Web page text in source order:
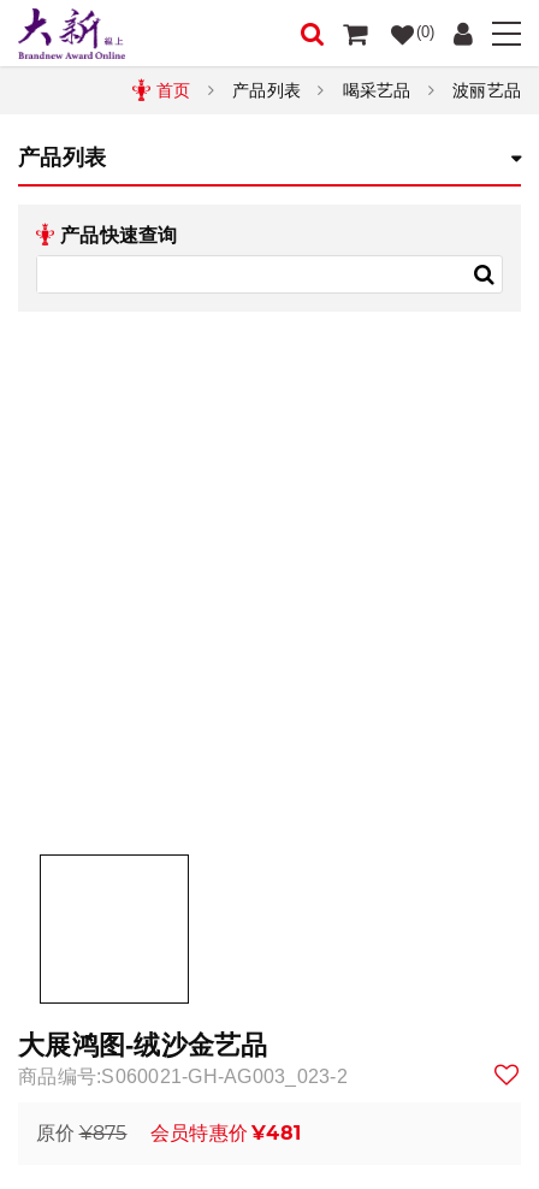
(0)
首页 产品列表 喝采艺品 波丽艺品
产品列表
产品快速查询
大展鸿图-绒沙金艺品
商品编号:S060021-GH-AG003_023-2
原价 ¥875 会员特惠价 ¥481